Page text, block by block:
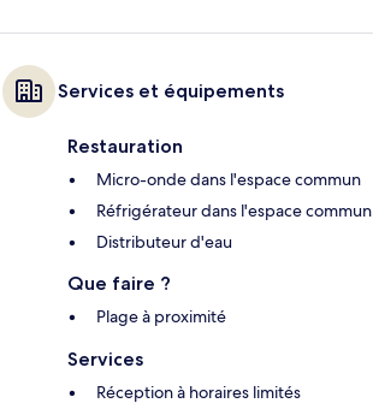
Services et équipements
Restauration
Micro-onde dans l'espace commun
Réfrigérateur dans l'espace commun
Distributeur d'eau
Que faire ?
Plage à proximité
Services
Réception à horaires limités